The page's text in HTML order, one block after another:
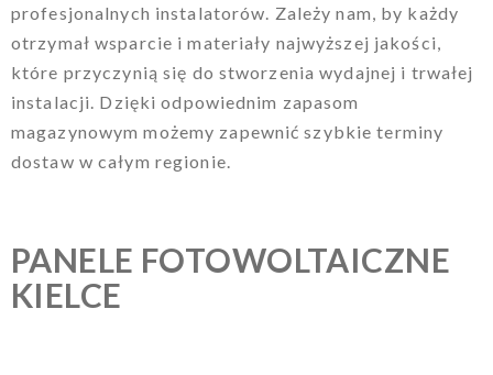
profesjonalnych instalatorów. Zależy nam, by każdy
otrzymał wsparcie i materiały najwyższej jakości,
które przyczynią się do stworzenia wydajnej i trwałej
instalacji. Dzięki odpowiednim zapasom
magazynowym możemy zapewnić szybkie terminy
dostaw w całym regionie.
PANELE FOTOWOLTAICZNE
KIELCE